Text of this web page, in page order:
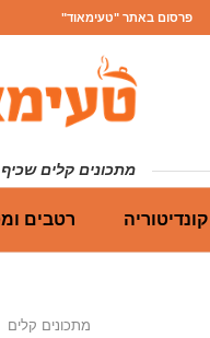
פרסום באתר "טעימאוד"
מתכונים קלים
קונדיטוריה רטבים
מתכונים קלים